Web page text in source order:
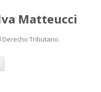
Matteucci
Tributario.
Ir
contenido